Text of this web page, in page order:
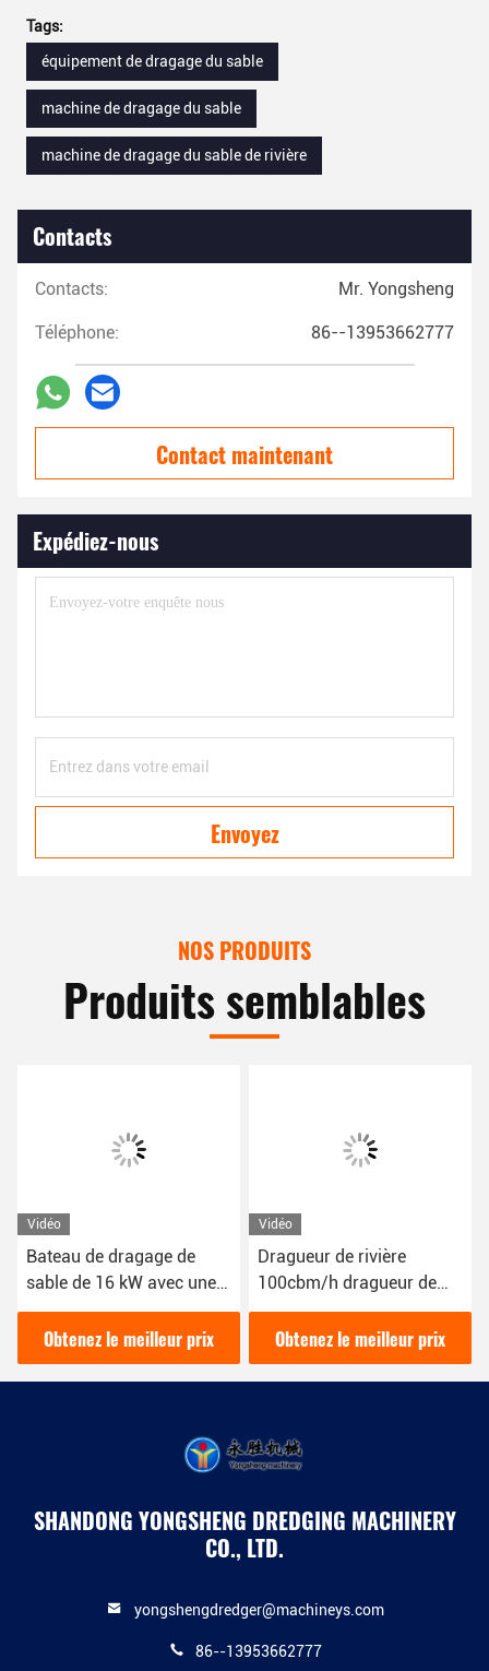
Tags:
équipement de dragage du sable
machine de dragage du sable
machine de dragage du sable de rivière
Contacts
Contacts: Mr. Yongsheng
Téléphone: 86--13953662777
Contact maintenant
Expédiez-nous
Envoyez
NOS PRODUITS
Produits semblables
Vidéo
Bateau de dragage de
sable de 16 kW avec une
couleur bleue 1800 m3/h
pour le dragage fluvial
YSCSD350
Obtenez le meilleur prix
Vidéo
Dragueur de rivière
100cbm/h dragueur de
sable couleur rouge 16kw
bateau dragueur de boue
Obtenez le meilleur prix
SHANDONG YONGSHENG DREDGING MACHINERY
CO., LTD.
yongshengdredger@machineys.com
86--13953662777